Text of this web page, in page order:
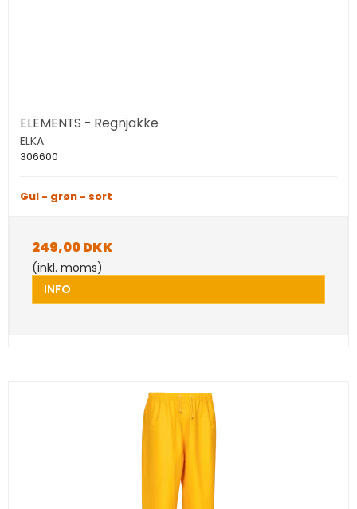
ELEMENTS - Regnjakke
ELKA
306600
Gul - grøn - sort
249,00 DKK
(inkl. moms)
INFO